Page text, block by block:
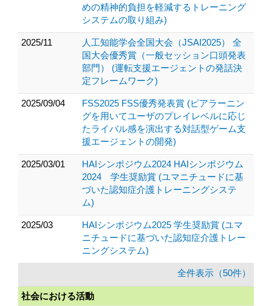
めの精神的負担を軽減するトレーニング
システムの取り組み)
2025/11
人工知能学会全国大会（JSAI2025） 全
国大会優秀賞（一般セッション口頭発表
部門） (運転支援エージェントの発話決
定フレームワーク)
2025/09/04
FSS2025 FSS優秀発表賞 (ピアラーニン
グを用いてユーザのプレイレベルに応じ
たライバル感を演出する対話型ゲーム支
援エージェントの開発)
2025/03/01
HAIシンポジウム2024 HAIシンポジウム
2024 学生奨励賞 (ユマニチュードに基
づいた認知症介護トレーニングシステ
ム)
2025/03
HAIシンポジウム2025 学生奨励賞 (ユマ
ニチュードに基づいた認知症介護トレー
ニングシステム)
全件表示（50件）
社会における活動